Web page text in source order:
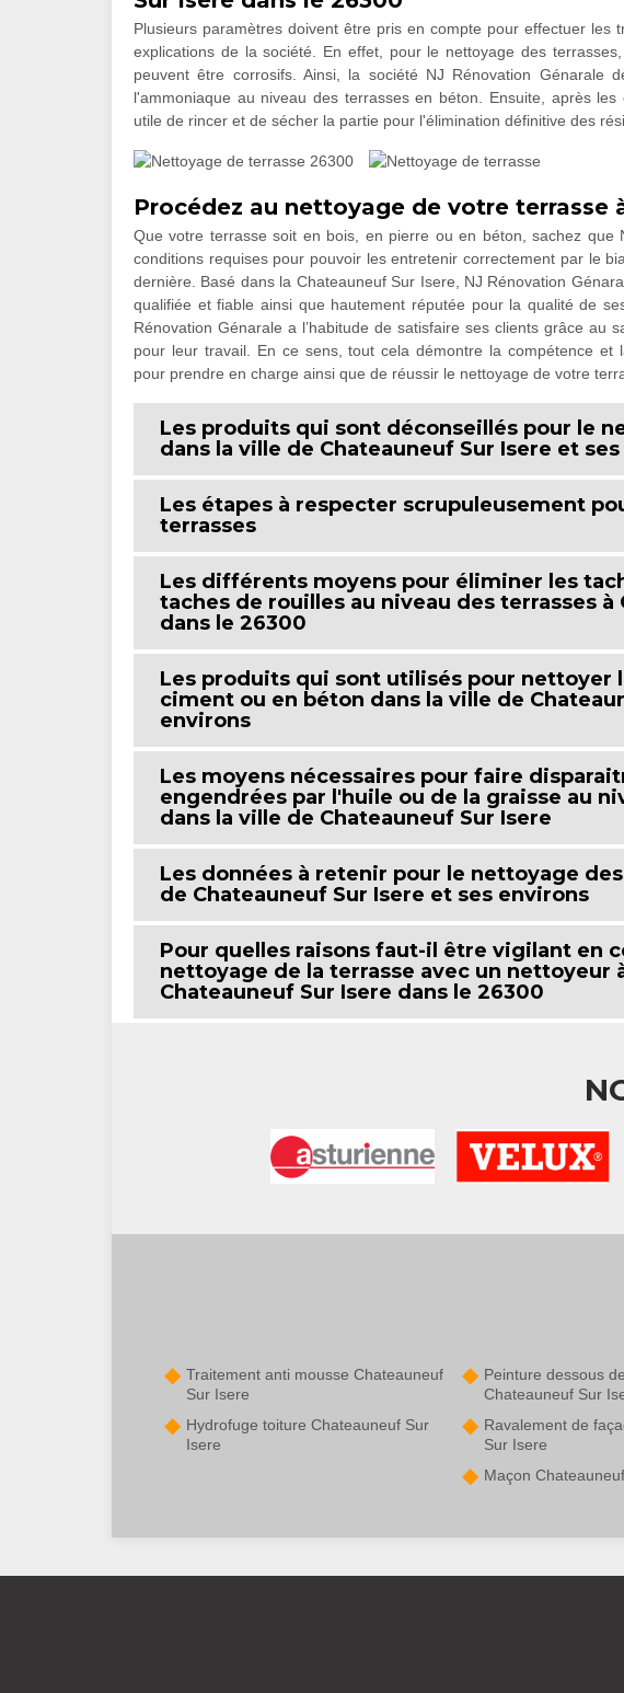
Plusieurs paramètres doivent être pris en compte pour effectuer les
explications de la société. En effet, pour le nettoyage des
peuvent être corrosifs. Ainsi, la société NJ Rénovation Génarale
l'ammoniaque au niveau des terrasses en béton. Ensuite, après
utile de rincer et de sécher la partie pour l'élimination définitive des
Procédez au nettoyage de votre terrasse
Que votre terrasse soit en bois, en pierre ou en béton, sachez que
conditions requises pour pouvoir les entretenir correctement par le
dernière. Basé dans la Chateauneuf Sur Isere, NJ Rénovation
qualifiée et fiable ainsi que hautement réputée pour la qualité de
Rénovation Génarale a l’habitude de satisfaire ses clients grâce au
pour leur travail. En ce sens, tout cela démontre la compétence et
pour prendre en charge ainsi que de réussir le nettoyage de votre
Les produits qui sont déconseillés pour le
dans la ville de Chateauneuf Sur Isere et
Les étapes à respecter scrupuleusement
terrasses
Les différents moyens pour éliminer les
taches de rouilles au niveau des terrasses à
dans le 26300
Les produits qui sont utilisés pour nettoyer
ciment ou en béton dans la ville de
environs
Les moyens nécessaires pour faire
engendrées par l'huile ou de la graisse au
dans la ville de Chateauneuf Sur Isere
Les données à retenir pour le nettoyage
de Chateauneuf Sur Isere et ses environs
Pour quelles raisons faut-il être vigilant en
nettoyage de la terrasse avec un nettoyeur
Chateauneuf Sur Isere dans le 26300
Traitement anti mousse Chateauneuf
Sur Isere
Hydrofuge toiture Chateauneuf Sur
Isere
Peinture dessous
Chateauneuf Sur
Ravalement de
Sur Isere
Maçon